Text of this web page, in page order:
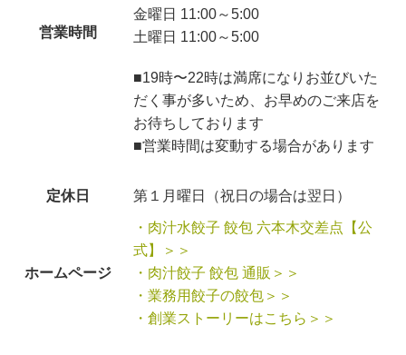
営業時間
金曜日 11:00～5:00
土曜日 11:00～5:00
■19時〜22時は満席になりお並びいた
だく事が多いため、お早めのご来店を
お待ちしております
■営業時間は変動する場合があります
定休日 第１月曜日（祝日の場合は翌日）
ホームページ
・肉汁水餃子 餃包 六本木交差点【公
式】＞＞
・肉汁餃子 餃包 通販＞＞
・業務用餃子の餃包＞＞
・創業ストーリーはこちら＞＞